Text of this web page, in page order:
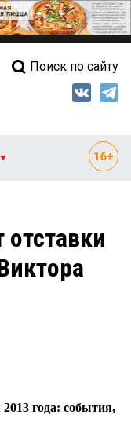
выпуск
Поиск по сайту
2013 года: события,